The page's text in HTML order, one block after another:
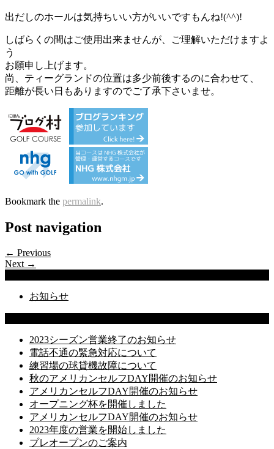
出だしのホールは気持ちいい方がいいですもんね!(^^)!
しばらくの間はご使用出来ませんが、ご理解いただけますよ
う
お願申し上げます。
尚、ティーグランドの位置は多少前後するのに合わせて、
距離が長い日もありますのでご了承下さいませ。
Bookmark the permalink.
Post navigation
← Previous
Next →
お知らせ
2023シーズン営業終了のお知らせ
電話不通の緊急対応について
練習場の球貸機故障について
秋のアメリカンセルフDAY開催のお知らせ
アメリカンセルフDAY開催のお知らせ
オープニング杯を開催しました
アメリカンセルフDAY開催のお知らせ
2023年度の営業を開始しました
プレオープンのご案内